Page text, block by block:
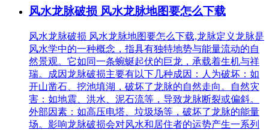
风水龙脉破损 风水龙脉地图要怎么下载
风水龙脉破损 风水龙脉地图要怎么下载,龙脉定义龙脉是
风水学中的一种概念，指具有独特地势与能量流动的自
然景观。它如同一条蜿蜒起伏的巨龙，承载着生机与祥
瑞。成因龙脉破损主要有以下几种成因：人为破坏：如
开山凿石、挖池填湖，破坏了龙脉的自然走向。自然灾
害：如地震、洪水、泥石流等，导致龙脉断裂或偏斜。
外部因素：如高压电塔、垃圾场等，破坏了龙脉的能量
场。影响龙脉破损会对风水和居住者的运势产生一系列